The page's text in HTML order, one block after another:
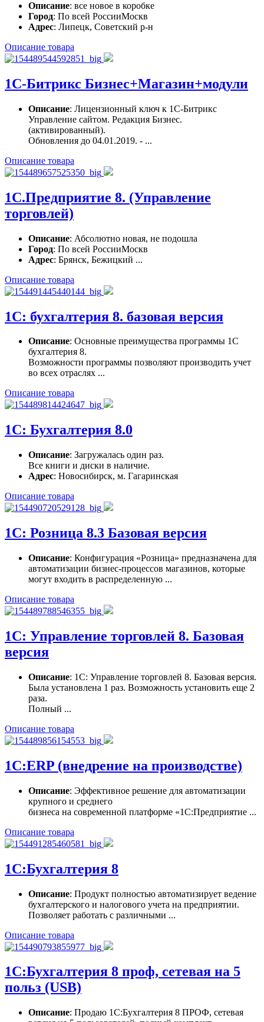
Описание: все новое в коробке
Город: По всей РоссииМоскв
Адрес: Липецк, Советский р-н
Описание товара
1С-Битрикс Бизнес+Магазин+модули
Описание: Лицензионный ключ к 1С-Битрикс
Управление сайтом. Редакция Бизнес.
(активированный).
Обновления до 04.01.2019. - ...
Описание товара
1С.Предприятие 8. (Управление
торговлей)
Описание: Абсолютно новая, не подошла
Город: По всей РоссииМоскв
Адрес: Брянск, Бежицкий ...
Описание товара
1С: бухгалтерия 8. базовая версия
Описание: Основные преимущества программы 1С
бухгалтерия 8.
Возможности программы позволяют производить учет
во всех отраслях ...
Описание товара
1С: Бухгалтерия 8.0
Описание: Загружалась один раз.
Все книги и диски в наличие.
Адрес: Новосибирск, м. Гагаринская
Описание товара
1С: Розница 8.3 Базовая версия
Описание: Конфигурация «Розница» предназначена для
автоматизации бизнес-процессов магазинов, которые
могут входить в распределенную ...
Описание товара
1С: Управление торговлей 8. Базовая
версия
Описание: 1С: Управление торговлей 8. Базовая версия.
Была установлена 1 раз. Возможность установить еще 2
раза.
Полный ...
Описание товара
1С:ERP (внедрение на производстве)
Описание: Эффективное решение для автоматизации
крупного и среднего
бизнеса на современной платформе «1С:Предприятие ...
Описание товара
1С:Бухгалтерия 8
Описание: Продукт полностью автоматизирует ведение
бухгалтерского и налогового учета на предприятии.
Позволяет работать с различными ...
Описание товара
1С:Бухгалтерия 8 проф, сетевая на 5
польз (USB)
Описание: Продаю 1С:Бухгалтерия 8 ПРОФ, сетевая